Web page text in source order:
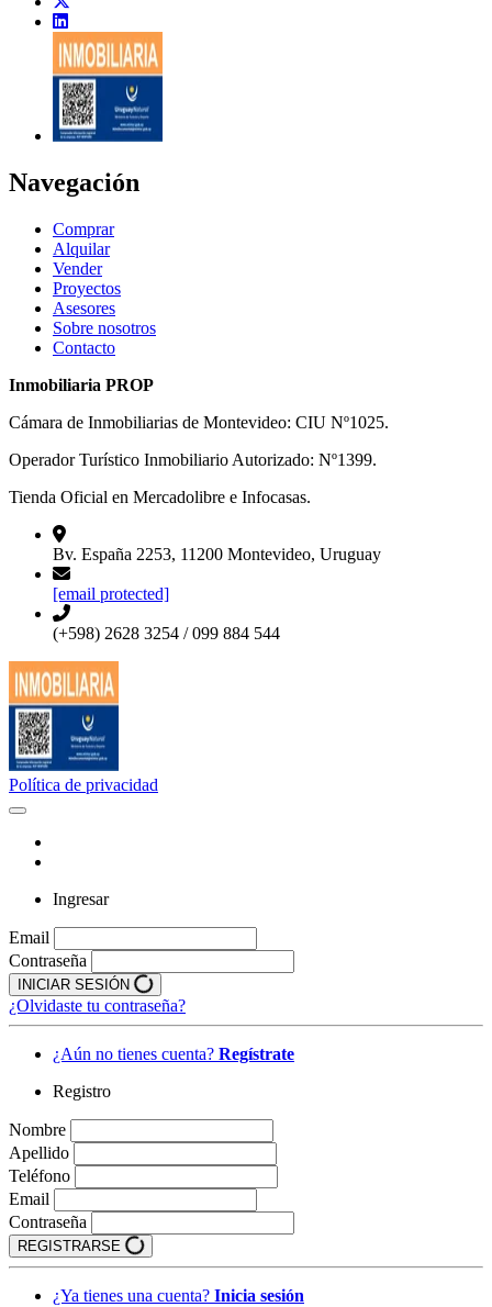
Navegación
Comprar
Alquilar
Vender
Proyectos
Asesores
Sobre nosotros
Contacto
Inmobiliaria PROP
Cámara de Inmobiliarias de Montevideo: CIU Nº1025.
Operador Turístico Inmobiliario Autorizado: Nº1399.
Tienda Oficial en Mercadolibre e Infocasas.
Bv. España 2253, 11200 Montevideo, Uruguay
[email protected]
(+598) 2628 3254 / 099 884 544
Política de privacidad
Ingresar
Email
Contraseña
INICIAR SESIÓN
¿Olvidaste tu contraseña?
¿Aún no tienes cuenta? Regístrate
Registro
Nombre
Apellido
Teléfono
Email
Contraseña
REGISTRARSE
¿Ya tienes una cuenta? Inicia sesión